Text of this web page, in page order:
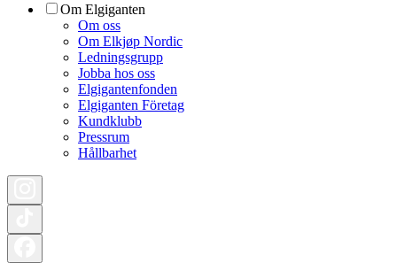
Om Elgiganten
Om oss
Om Elkjøp Nordic
Ledningsgrupp
Jobba hos oss
Elgigantenfonden
Elgiganten Företag
Kundklubb
Pressrum
Hållbarhet